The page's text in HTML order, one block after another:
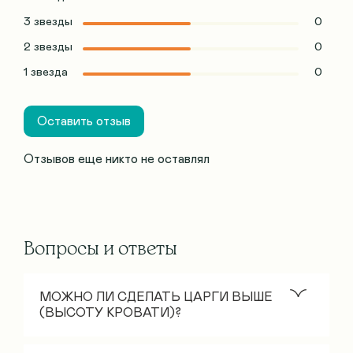
Отзывов еще никто не оставлял
3 звезды 0
2 звезды 0
1 звезда 0
Оставить отзыв
Вопросы и ответы
МОЖНО ЛИ СДЕЛАТЬ ЦАРГИ ВЫШЕ
(ВЫСОТУ КРОВАТИ)?